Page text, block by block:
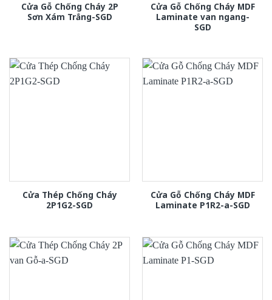
Cửa Gỗ Chống Cháy 2P
Sơn Xám Trắng-SGD
Cửa Gỗ Chống Cháy MDF
Laminate van ngang-
SGD
Cửa Thép Chống Cháy
2P1G2-SGD
Cửa Gỗ Chống Cháy MDF
Laminate P1R2-a-SGD